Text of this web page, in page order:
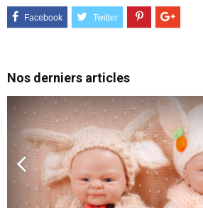
Nos derniers articles